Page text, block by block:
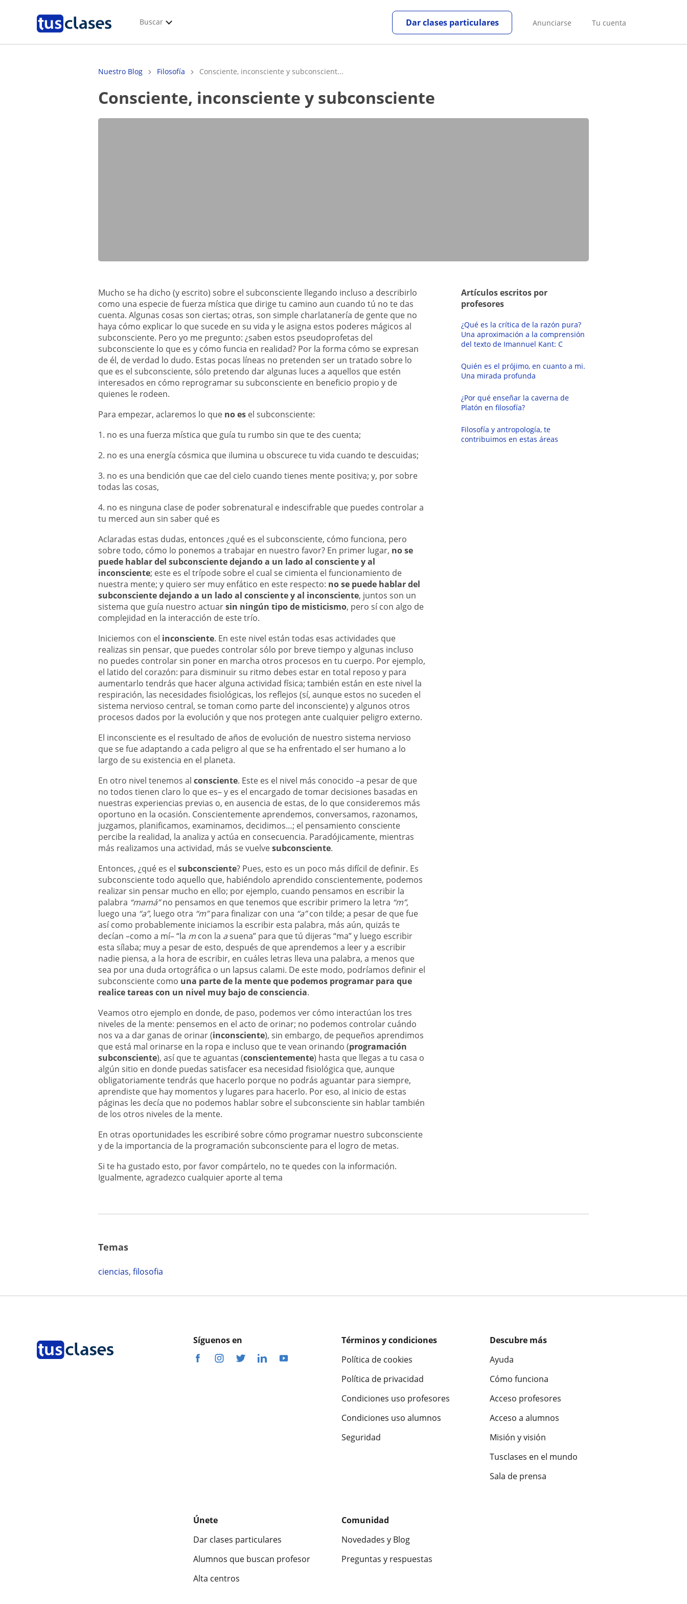
Buscar Anunciarse Tu cuenta
Dar clases particulares
Nuestro Blog Filosofía Consciente, inconsciente y subconscient...
Consciente, inconsciente y subconsciente
Mucho se ha dicho (y escrito) sobre el subconsciente llegando incluso a describirlo
como una especie de fuerza mística que dirige tu camino aun cuando tú no te das
cuenta. Algunas cosas son ciertas; otras, son simple charlatanería de gente que no
haya cómo explicar lo que sucede en su vida y le asigna estos poderes mágicos al
subconsciente. Pero yo me pregunto: ¿saben estos pseudoprofetas del
subconsciente lo que es y cómo funcia en realidad? Por la forma cómo se expresan
de él, de verdad lo dudo. Estas pocas líneas no pretenden ser un tratado sobre lo
que es el subconsciente, sólo pretendo dar algunas luces a aquellos que estén
interesados en cómo reprogramar su subconsciente en beneficio propio y de
quienes le rodeen.
Para empezar, aclaremos lo que no es el subconsciente:
1. no es una fuerza mística que guía tu rumbo sin que te des cuenta;
2. no es una energía cósmica que ilumina u obscurece tu vida cuando te descuidas;
3. no es una bendición que cae del cielo cuando tienes mente positiva; y, por sobre
todas las cosas,
4. no es ninguna clase de poder sobrenatural e indescifrable que puedes controlar a
tu merced aun sin saber qué es
Aclaradas estas dudas, entonces ¿qué es el subconsciente, cómo funciona, pero
sobre todo, cómo lo ponemos a trabajar en nuestro favor? En primer lugar, no se
puede hablar del subconsciente dejando a un lado al consciente y al
inconsciente; este es el trípode sobre el cual se cimienta el funcionamiento de
nuestra mente; y quiero ser muy enfático en este respecto: no se puede hablar del
subconsciente dejando a un lado al consciente y al inconsciente, juntos son un
sistema que guía nuestro actuarsin ningún tipo de misticismo, pero sí con algo de
complejidad en la interacción de este trío.
Iniciemos con el inconsciente. En este nivel están todas esas actividades que
realizas sin pensar, que puedes controlar sólo por breve tiempo y algunas incluso
no puedes controlar sin poner en marcha otros procesos en tu cuerpo. Por ejemplo,
el latido del corazón: para disminuir su ritmo debes estar en total reposo y para
aumentarlo tendrás que hacer alguna actividad física; también están en este nivel la
respiración, las necesidades fisiológicas, los reflejos (sí, aunque estos no suceden el
sistema nervioso central, se toman como parte del inconsciente) y algunos otros
procesos dados por la evolución y que nos protegen ante cualquier peligro externo.
El inconsciente es el resultado de años de evolución de nuestro sistema nervioso
que se fue adaptando a cada peligro al que se ha enfrentado el ser humano a lo
largo de su existencia en el planeta.
En otro nivel tenemos al consciente. Este es el nivel más conocido –a pesar de que
no todos tienen claro lo que es– y es el encargado de tomar decisiones basadas en
nuestras experiencias previas o, en ausencia de estas, de lo que consideremos más
oportuno en la ocasión. Conscientemente aprendemos, conversamos, razonamos,
juzgamos, planificamos, examinamos, decidimos…; el pensamiento consciente
percibe la realidad, la analiza y actúa en consecuencia. Paradójicamente, mientras
más realizamos una actividad, más se vuelvesubconsciente.
Entonces, ¿qué es el subconsciente? Pues, esto es un poco más difícil de definir. Es
subconsciente todo aquello que, habiéndolo aprendido conscientemente, podemos
realizar sin pensar mucho en ello; por ejemplo, cuando pensamos en escribir la
palabra “mamá”no pensamos en que tenemos que escribir primero la letra “m”,
luego una “a”, luego otra “m”para finalizar con una “a”con tilde; a pesar de que fue
así como probablemente iniciamos la escribir esta palabra, más aún, quizás te
decían –como a mí– “la m con la asuena” para que tú dijeras “ma” y luego escribir
esta sílaba; muy a pesar de esto, después de que aprendemos a leer y a escribir
nadie piensa, a la hora de escribir, en cuáles letras lleva una palabra, a menos que
sea por una duda ortográfica o un lapsus calami. De este modo, podríamos definir el
subconsciente como una parte de la mente que podemos programar para que
realice tareas con un nivel muy bajo de consciencia.
Veamos otro ejemplo en donde, de paso, podemos ver cómo interactúan los tres
niveles de la mente: pensemos en el acto de orinar; no podemos controlar cuándo
nos va a dar ganas de orinar (inconsciente), sin embargo, de pequeños aprendimos
que está mal orinarse en la ropa e incluso que te vean orinando (programación
subconsciente), así que te aguantas (conscientemente) hasta que llegas a tu casa o
algún sitio en donde puedas satisfacer esa necesidad fisiológica que, aunque
obligatoriamente tendrás que hacerlo porque no podrás aguantar para siempre,
aprendiste que hay momentos y lugares para hacerlo. Por eso, al inicio de estas
páginas les decía que no podemos hablar sobre el subconsciente sin hablar también
de los otros niveles de la mente.
En otras oportunidades les escribiré sobre cómo programar nuestro subconsciente
y de la importancia de la programación subconsciente para el logro de metas.
Si te ha gustado esto, por favor compártelo, no te quedes con la información.
Igualmente, agradezco cualquier aporte al tema
Artículos escritos por
profesores
¿Qué es la crítica de la razón pura?
Una aproximación a la comprensión
del texto de Imannuel Kant: C
Quién es el prójimo, en cuanto a mi.
Una mirada profunda
¿Por qué enseñar la caverna de
Platón en filosofía?
Filosofía y antropología, te
contribuimos en estas áreas
Temas
ciencias, filosofia
Síguenos en
Términos y condiciones
Política de cookies
Política de privacidad
Condiciones uso profesores
Condiciones uso alumnos
Seguridad
Descubre más
Ayuda
Cómo funciona
Acceso profesores
Acceso a alumnos
Misión y visión
Tusclases en el mundo
Sala de prensa
Únete
Dar clases particulares
Alumnos que buscan profesor
Alta centros
Comunidad
Novedades y Blog
Preguntas y respuestas